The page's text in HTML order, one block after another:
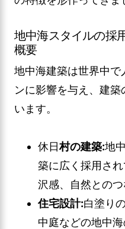
地中海スタイルの採
概要
地中海建築は世界中で
ンに影響を与え、建
います。
休日村の建築:地
築に広く採用さ
沢感、自然とのつ
住宅設計:白塗り
中庭などの地中